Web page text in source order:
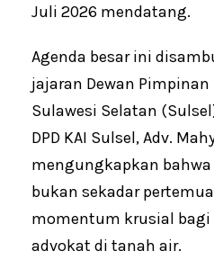
Juli 2026 mendatang.
Agenda besar ini
jajaran Dewan Pimpinan
Sulawesi Selatan
DPD KAI Sulsel, Adv.
mengungkapkan bahwa
bukan sekadar
momentum krusial bagi
advokat di tanah air.